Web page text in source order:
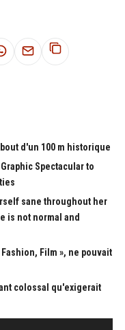
d'un 100 m historique
Spectacular to
sane throughout her
is not normal and
Film », ne pouvait
colossal qu'exigerait